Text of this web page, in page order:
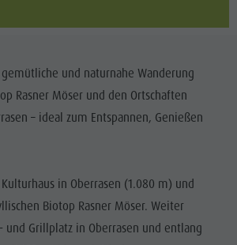
& Minigolf
Wasserwaldile
Biotop
Möser
Grillplätze
im
Niedertal und naturnahe Wanderung
Rasner Möser und den Ortschaften
– ideal zum Entspannen, Genießen
in Oberrasen (1.080 m) und
Biotop Rasner Möser. Weiter
und Grillplatz in Oberrasen und entlang